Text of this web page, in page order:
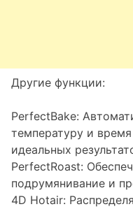
Другие функции:
PerfectBake:
температуру и
идеальных
PerfectRoast:
подрумянивание и
4D Hotair: